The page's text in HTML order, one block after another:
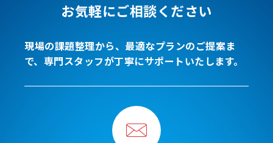
お気軽にご相談ください
現場の課題整理から、最適なプランのご提案ま
で、専門スタッフが丁寧にサポートいたします。